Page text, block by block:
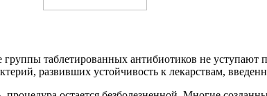
таблетированных антибиотиков не
развивших устойчивость к лекарствам,